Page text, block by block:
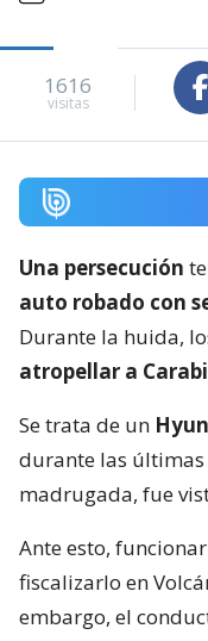
1616
visitas
Una persecución
auto robado con
Durante la huida,
atropellar a
Se trata de un
durante las últimas
madrugada, fue
Ante esto,
fiscalizarlo en
embargo, el